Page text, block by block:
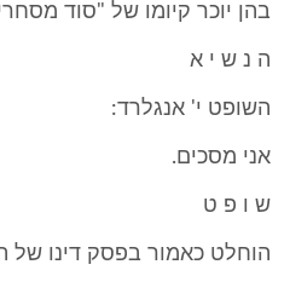
בהן יוכר קיומו של "סוד
ה נ ש י א
השופט י' אנגלרד:
אני מסכים.
ש ו פ ט
הוחלט כאמור בפסק דינו של